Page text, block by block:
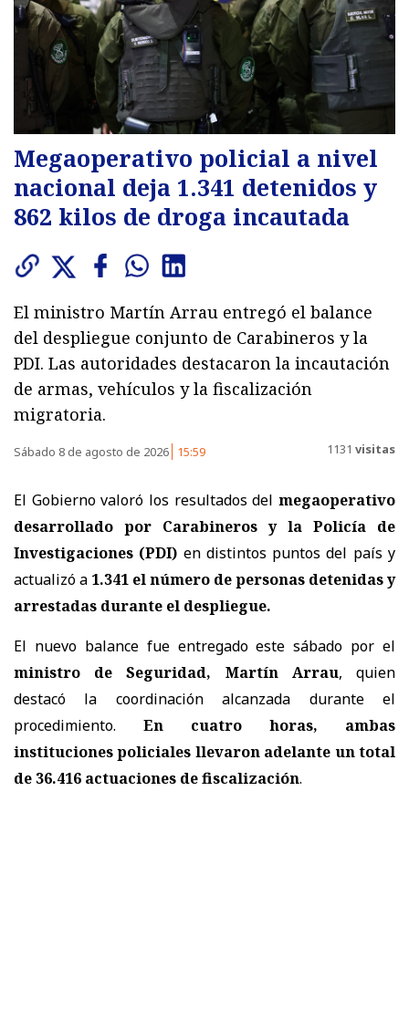
Megaoperativo policial a nivel
nacional deja 1.341 detenidos y
862 kilos de droga incautada
El ministro Martín Arrau entregó el balance
del despliegue conjunto de Carabineros y la
PDI. Las autoridades destacaron la incautación
de armas, vehículos y la fiscalización
migratoria.
Sábado 8 de agosto de 2026 15:59 1131 visitas
El Gobierno valoró los resultados del megaoperativo
desarrollado por Carabineros y la Policía de
Investigaciones (PDI) en distintos puntos del país y
actualizó a 1.341 el número de personas detenidas y
arrestadas durante el despliegue.
El nuevo balance fue entregado este sábado por el
ministro de Seguridad, Martín Arrau, quien
destacó la coordinación alcanzada durante el
procedimiento. En cuatro horas, ambas
instituciones policiales llevaron adelante un total
de 36.416 actuaciones de fiscalización.